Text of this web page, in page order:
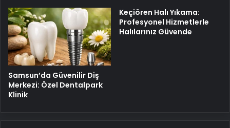
Samsun’da Güvenilir Diş
Merkezi: Özel Dentalpark
Klinik
Keçiören Halı Yıkama:
Profesyonel Hizmetlerle
Halılarınız Güvende